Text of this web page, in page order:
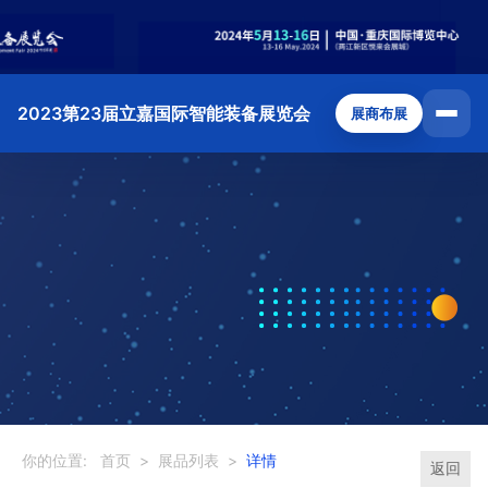
2023第23届立嘉国际智能装备展览会 展商布展
你的位置: 首页 > 展品列表 > 详情 返回